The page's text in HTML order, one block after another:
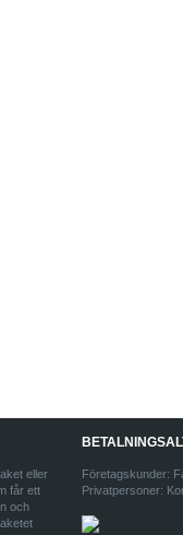
eller
får ett
och
Företagskunder:
Privatpersoner: